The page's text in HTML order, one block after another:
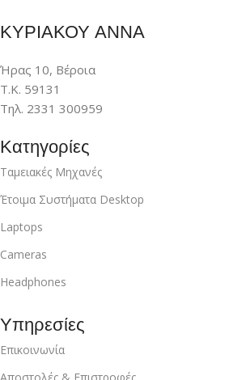
ΚΥΡΙΑΚΟΥ ΑΝΝΑ
Ήρας 10, Βέροια
Τ.Κ. 59131
Τηλ. 2331 300959
Κατηγορίες
Ταμειακές Μηχανές
Έτοιμα Συστήματα Desktop
Laptops
Cameras
Headphones
Υπηρεσίες
Επικοινωνία